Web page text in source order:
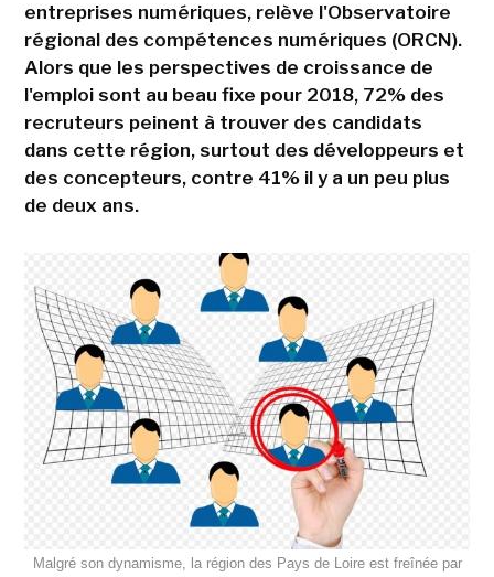
entreprises numériques, relève l'Observatoire
régional des compétences numériques (ORCN).
Alors que les perspectives de croissance de
l'emploi sont au beau fixe pour 2018, 72% des
recruteurs peinent à trouver des candidats
dans cette région, surtout des développeurs et
des concepteurs, contre 41% il y a un peu plus
de deux ans.
Malgré son dynamisme, la région des Pays de Loire est freînée par